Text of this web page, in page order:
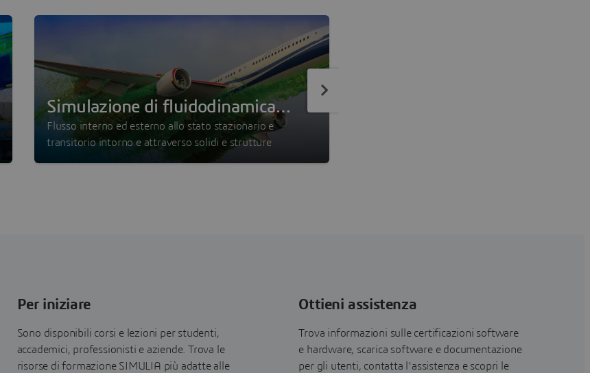
Simulazione di fluidodinamica
computazionale
Flusso interno ed esterno allo stato stazionario e
transitorio intorno e attraverso solidi e strutture
Per iniziare
Sono disponibili corsi e lezioni per studenti,
accademici, professionisti e aziende. Trova le
risorse di formazione SIMULIA più adatte alle
Ottieni assistenza
Trova informazioni sulle certificazioni software
e hardware, scarica software e documentazione
per gli utenti, contatta l'assistenza e scopri le